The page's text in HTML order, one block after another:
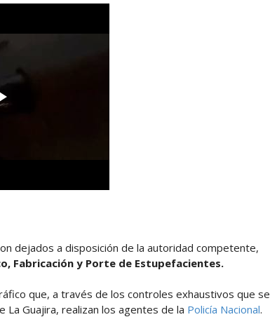
dejados a disposición de la autoridad competente,
Fabricación y Porte de Estupefacientes.
que, a través de los controles exhaustivos que se
Guajira, realizan los agentes de la Policía Nacional.